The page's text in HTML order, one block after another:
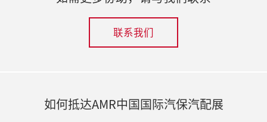
联系我们
如何抵达AMR中国国际汽保汽配展